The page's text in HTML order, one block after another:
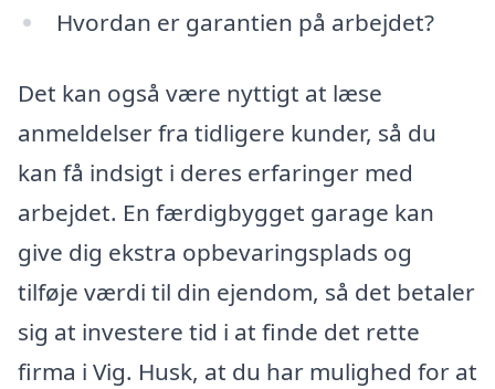
Hvordan er garantien på arbejdet?
Det kan også være nyttigt at læse
anmeldelser fra tidligere kunder, så du
kan få indsigt i deres erfaringer med
arbejdet. En færdigbygget garage kan
give dig ekstra opbevaringsplads og
tilføje værdi til din ejendom, så det betaler
sig at investere tid i at finde det rette
firma i Vig. Husk, at du har mulighed for at